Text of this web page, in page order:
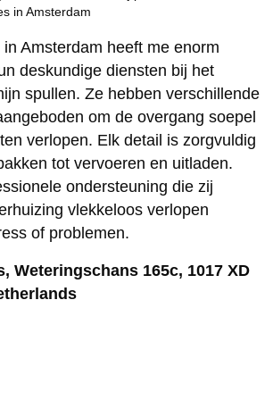
in Amsterdam
Amsterdam heeft me enorm
deskundige diensten bij het
spullen. Ze hebben verschillende
om de overgang soepel
verlopen. Elk detail is zorgvuldig
tot vervoeren en uitladen.
ondersteuning die zij
vlekkeloos verlopen
of problemen.
Weteringschans 165c, 1017 XD